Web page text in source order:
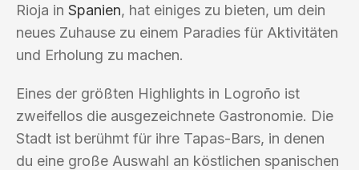
Rioja in Spanien, hat einiges zu bieten, um dein
neues Zuhause zu einem Paradies für Aktivitäten
und Erholung zu machen.
Eines der größten Highlights in Logroño ist
zweifellos die ausgezeichnete Gastronomie. Die
Stadt ist berühmt für ihre Tapas-Bars, in denen
du eine große Auswahl an köstlichen spanischen